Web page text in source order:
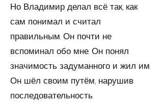
Но Владимир делал всё так, как
сам понимал и считал
правильным. Он почти не
вспоминал обо мне. Он понял
значимость задуманного и жил им.
Он шёл своим путём, нарушив
последовательность.